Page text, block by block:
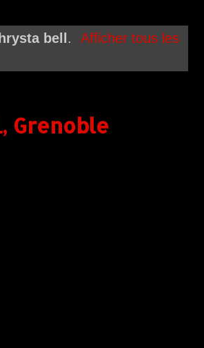
bell .
Afficher tous les
Grenoble